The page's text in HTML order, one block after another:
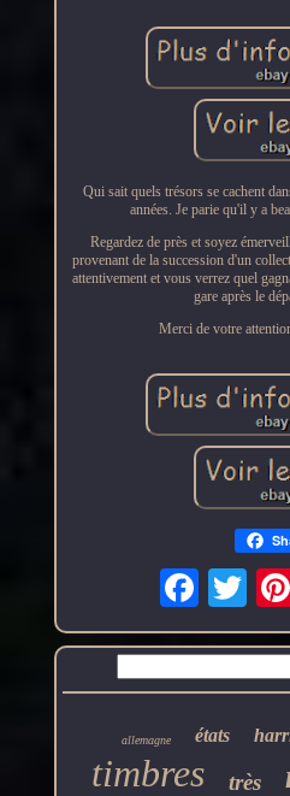
Qui sait quels trésors se cachent
années. Je parie qu'il y a
Regardez de près et soyez
provenant de la succession d'un
attentivement et vous verrez quel
gare après le
Merci de votre
allemagne états
timbres très